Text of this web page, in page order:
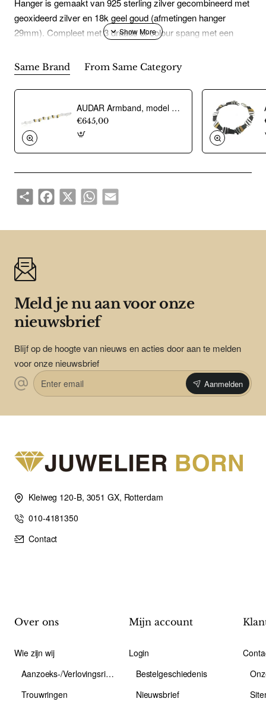
Hanger is gemaakt van 925 sterling zilver gecombineerd met
geoxideerd zilver en 18k geel goud (afmetingen hanger
29mm). Compleet met 3 draads bi-colour spang met een
Same Brand From Same Category
AUDAR Armband, model 1800 zilver met 18 krt goud (lengte 18cm) - 20379
€645,00
ShareFacebook
X WhatsAppEmail
Meld je nu aan voor onze
nieuwsbrief
Blijf op de hoogte van nieuws en acties door aan te melden
voor onze nieuwsbrief
Enter
email
Aanmelden
Kleiweg 120-B, 3051 GX, Rotterdam
010-4181350
Contact
Over ons
Wie zijn wij
Aanzoeks-/Verlovingsring
Trouwringen
Mijn account
Login
Bestelgeschiedenis
Nieuwsbrief